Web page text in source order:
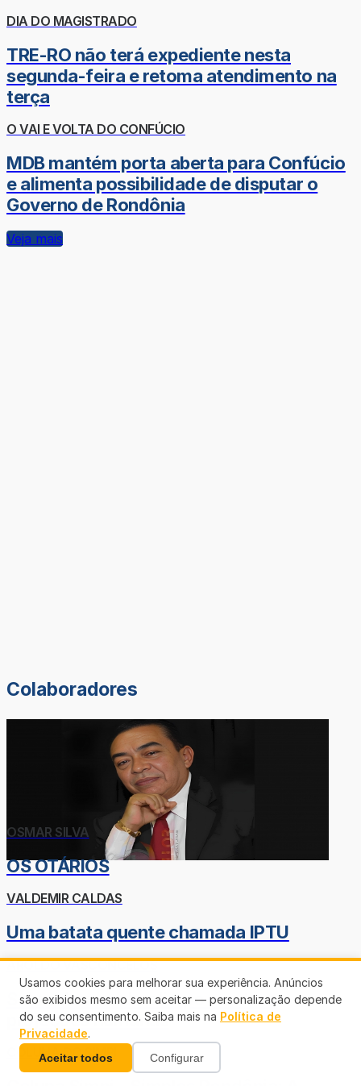
DIA DO MAGISTRADO
TRE-RO não terá expediente nesta
segunda-feira e retoma atendimento na
terça
O VAI E VOLTA DO CONFÚCIO
MDB mantém porta aberta para Confúcio
e alimenta possibilidade de disputar o
Governo de Rondônia
Veja mais
Colaboradores
OSMAR SILVA
OS OTÁRIOS
VALDEMIR CALDAS
Uma batata quente chamada IPTU
AROLDO VASCONCELOS
Sobre deuses do olimpo e outras
projeções humanas
COLUNA DO SIMPI
Usamos cookies para melhorar sua experiência. Anúncios
são exibidos mesmo sem aceitar — personalização depende
do seu consentimento. Saiba mais na Política de
Privacidade.
Aceitar todos Configurar